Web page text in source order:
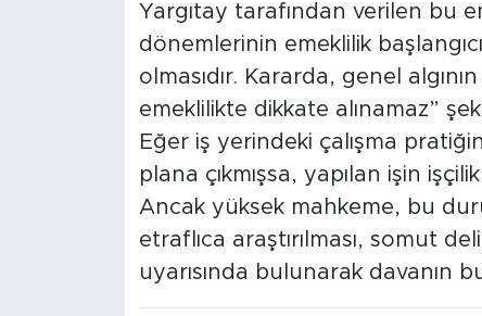
Yargıtay tarafından verilen bu
dönemlerinin emeklilik
olmasıdır. Kararda, genel
emeklilikte dikkate alınamaz”
Eğer iş yerindeki çalışma
plana çıkmışsa, yapılan işin
Ancak yüksek mahkeme, bu
etraflıca araştırılması, somut
uyarısında bulunarak davanın